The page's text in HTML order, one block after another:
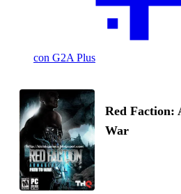
con G2A Plus
Red Faction:
War